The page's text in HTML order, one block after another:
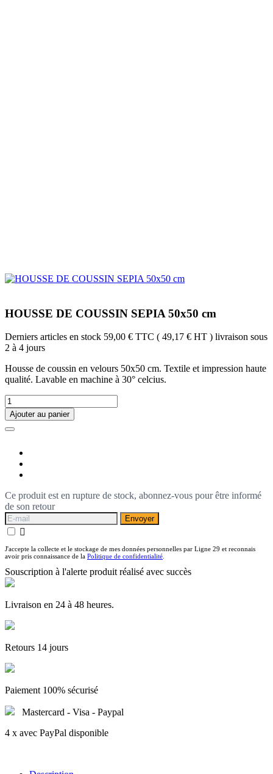
HOUSSE DE COUSSIN SEPIA 50x50 cm
Derniers articles en stock 59,00 € TTC ( 49,17 € HT ) livraison sous
2 à 4 jours
Housse de coussin en velours 50x50 cm. Textile et impression haute
qualité. Lavable en machine à 30° celcius.
Ajouter au panier
Ce produit est en rupture de stock, abonnez-vous pour être informé
de son retour
Envoyer

J'accepte la collecte et le stockage de mes données personnelles par Ligne 29 et reconnais
avoir pris connaissance de la Politique de confidentialité.
Souscription à l'alerte produit réalisé avec succès
Livraison en 24 à 48 heures.
Retours 14 jours
Paiement 100% sécurisé
Mastercard - Visa - Paypal
4 x avec PayPal disponible